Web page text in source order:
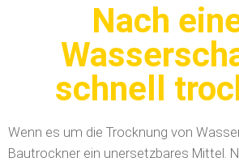
Nach
schnell
Wenn es um die Trocknung von
Bautrockner ein unersetzbares Mittel.